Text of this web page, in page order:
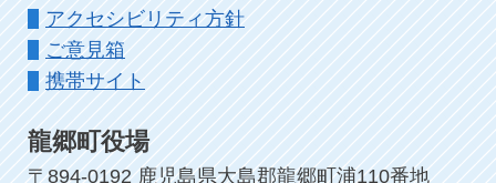
アクセシビリティ方針
ご意見箱
携帯サイト
龍郷町役場
〒894-0192 鹿児島県大島郡龍郷町浦110番地